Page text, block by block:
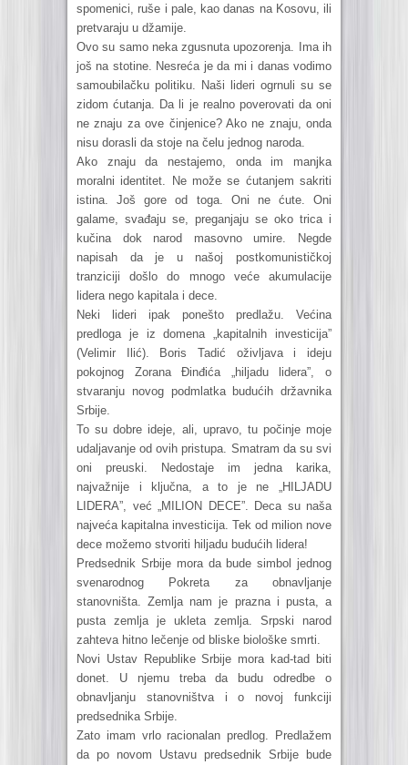
spomenici, ruše i pale, kao danas na Kosovu, ili
pretvaraju u džamije.
Ovo su samo neka zgusnuta upozorenja. Ima ih
još na stotine. Nesreća je da mi i danas vodimo
samoubilačku politiku. Naši lideri ogrnuli su se
zidom ćutanja. Da li je realno poverovati da oni
ne znaju za ove činjenice? Ako ne znaju, onda
nisu dorasli da stoje na čelu jednog naroda.
Ako znaju da nestajemo, onda im manjka
moralni identitet. Ne može se ćutanjem sakriti
istina. Još gore od toga. Oni ne ćute. Oni
galame, svađaju se, preganjaju se oko trica i
kučina dok narod masovno umire. Negde
napisah da je u našoj postkomunističkoj
tranziciji došlo do mnogo veće akumulacije
lidera nego kapitala i dece.
Neki lideri ipak ponešto predlažu. Većina
predloga je iz domena „kapitalnih investicija”
(Velimir Ilić). Boris Tadić oživljava i ideju
pokojnog Zorana Đinđića „hiljadu lidera”, o
stvaranju novog podmlatka budućih državnika
Srbije.
To su dobre ideje, ali, upravo, tu počinje moje
udaljavanje od ovih pristupa. Smatram da su svi
oni preuski. Nedostaje im jedna karika,
najvažnije i ključna, a to je ne „HILJADU
LIDERA”, već „MILION DECE”. Deca su naša
najveća kapitalna investicija. Tek od milion nove
dece možemo stvoriti hiljadu budućih lidera!
Predsednik Srbije mora da bude simbol jednog
svenarodnog Pokreta za obnavljanje
stanovništa. Zemlja nam je prazna i pusta, a
pusta zemlja je ukleta zemlja. Srpski narod
zahteva hitno lečenje od bliske biološke smrti.
Novi Ustav Republike Srbije mora kad-tad biti
donet. U njemu treba da budu odredbe o
obnavljanju stanovništva i o novoj funkciji
predsednika Srbije.
Zato imam vrlo racionalan predlog. Predlažem
da po novom Ustavu predsednik Srbije bude